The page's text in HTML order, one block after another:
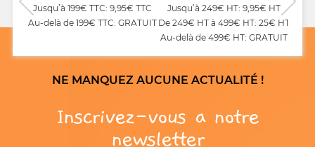
Jusqu’à 199€ TTC: 9,95€ TTC
Au-delà de 199€ TTC: GRATUIT
Jusqu’à 249€ HT: 9,95€ HT
De 249€ HT à 499€ HT: 25€ HT
Au-delà de 499€ HT: GRATUIT
NE MANQUEZ AUCUNE ACTUALITÉ !
Inscrivez-vous a notre
newsletter